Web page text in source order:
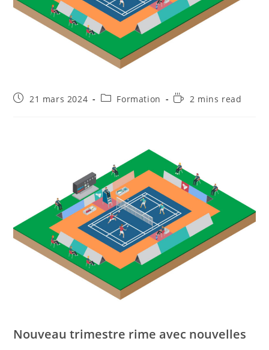
Publication
21 mars 2024
PostFormation
Temps2 mins read
Nouveau trimestre rime avec nouvelles